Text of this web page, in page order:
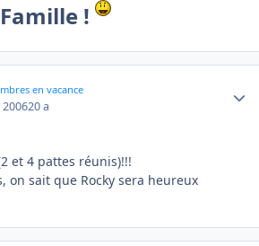
!
en vacance
200620 a
et 4 pattes réunis)!!!
on sait que Rocky sera heureux